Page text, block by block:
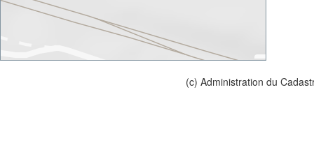
(c) Administration du